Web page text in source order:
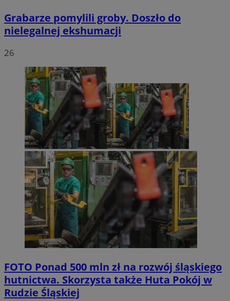
Grabarze pomylili groby. Doszło do
nielegalnej ekshumacji
26
FOTO Ponad 500 mln zł na rozwój śląskiego
hutnictwa. Skorzysta także Huta Pokój w
Rudzie Śląskiej